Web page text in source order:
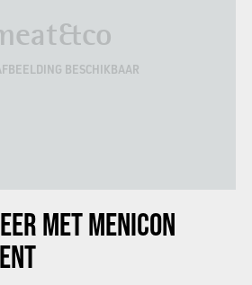
BESCHIKBAAR
METMENICON